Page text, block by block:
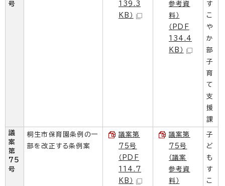
号
139.3
KB）
参考資
料）
（PDF
134.4
KB）
す
こ
や
か
部
子
育
て
支
援
課
議
案
第
75
号
桐生市保育園条例の一
部を改正する条例案
議案第
75号
（PDF
114.7
KB）
議案第
75号
（議案
参考資
料）
子
ど
も
す
こ